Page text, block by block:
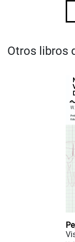
Otros libros